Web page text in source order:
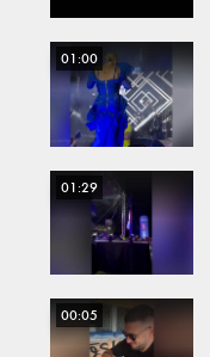
01:00
01:29
00:05